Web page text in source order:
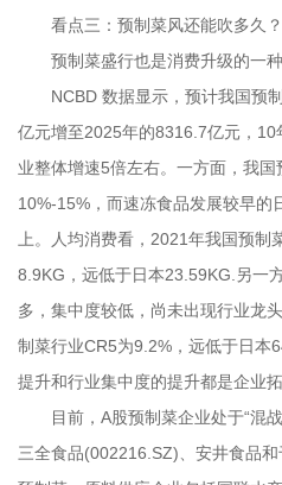
看点三：预制菜风还能吹多久？
预制菜盛行也是消费升级的一种
NCBD 数据显示，预计我国预
亿元增至2025年的8316.7亿元，
业整体增速5倍左右。一方面，我
10%-15%，而速冻食品发展较早的
上。人均消费看，2021年我国预制
8.9KG，远低于日本23.59KG.另一
多，集中度较低，尚未出现行业龙
制菜行业CR5为9.2%，远低于日本
提升和行业集中度的提升都是企业
目前，A股预制菜企业处于“混战
三全食品(002216.SZ)、安井食品